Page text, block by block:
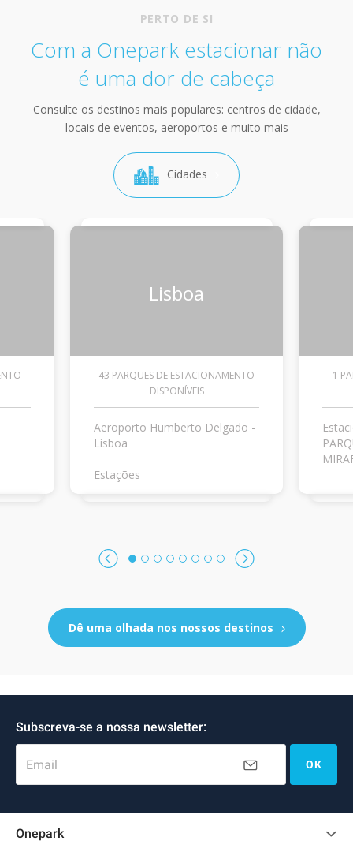
PERTO DE SI
Com a Onepark estacionar não
é uma dor de cabeça
Consulte os destinos mais populares: centros de cidade,
locais de eventos, aeroportos e muito mais
Cidades
Lisboa
43 PARQUES DE ESTACIONAMENTO
DISPONÍVEIS
Aeroporto Humberto Delgado -
Lisboa
Estações
1
Dê uma olhada nos nossos destinos
Subscreva-se a nossa newsletter:
Email OK
Onepark